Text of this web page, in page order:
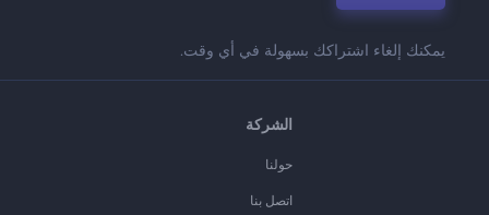
يمكنك إلغاء اشتراكك بسهولة في أي وقت.
الشركة
حولنا
اتصل بنا